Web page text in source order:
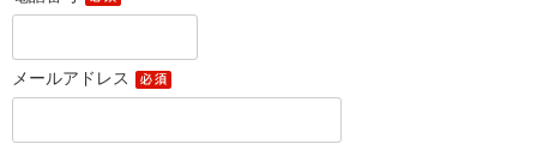
メールアドレス